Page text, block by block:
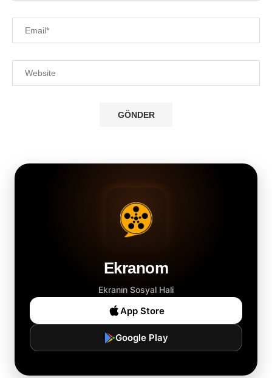
Ekranom
Ekranın Sosyal Hali
App Store
Google Play